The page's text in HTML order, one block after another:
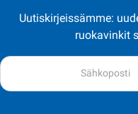
Uutiskirjeissämme:
ruokavinkit